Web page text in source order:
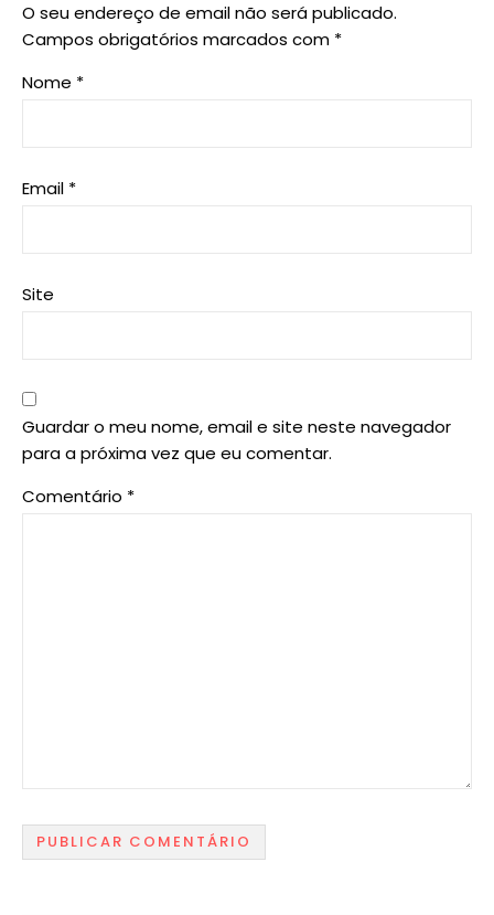
O seu endereço de email não será publicado.
Campos obrigatórios marcados com *
Nome *
Email *
Site
Guardar o meu nome, email e site neste navegador
para a próxima vez que eu comentar.
Comentário *